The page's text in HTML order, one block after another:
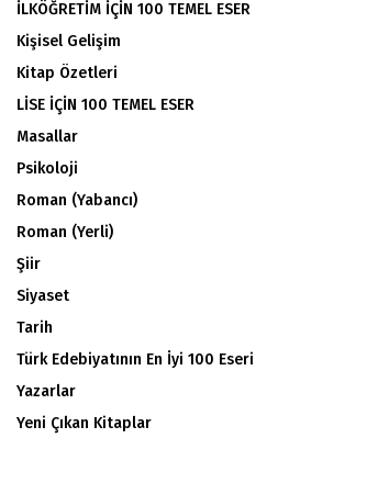
İLKÖĞRETİM İÇİN 100 TEMEL ESER
Kişisel Gelişim
Kitap Özetleri
LİSE İÇİN 100 TEMEL ESER
Masallar
Psikoloji
Roman (Yabancı)
Roman (Yerli)
Şiir
Siyaset
Tarih
Türk Edebiyatının En İyi 100 Eseri
Yazarlar
Yeni Çıkan Kitaplar